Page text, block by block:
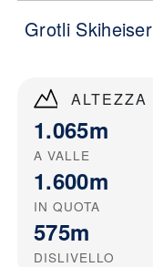
ALTEZZA
1.065m
A VALLE
1.600m
IN QUOTA
575m
DISLIVELLO
Grotli Skiheiser